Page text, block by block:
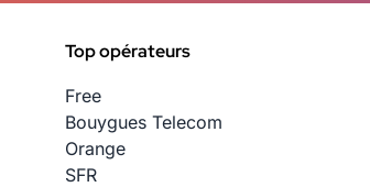
Top opérateurs
Free
Bouygues Telecom
Orange
SFR